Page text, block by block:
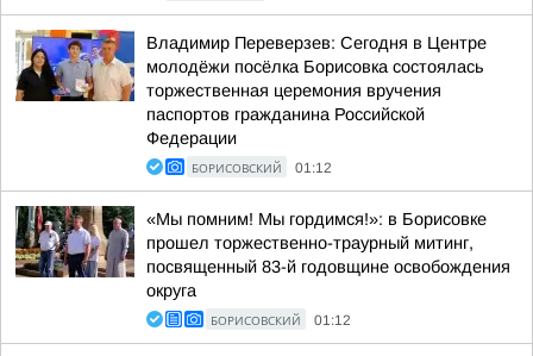
Владимир Переверзев: Сегодня в Центре
молодёжи посёлка Борисовка состоялась
торжественная церемония вручения
паспортов гражданина Российской
Федерации
БОРИСОВСКИЙ 01:12
«Мы помним! Мы гордимся!»: в Борисовке
прошел торжественно-траурный митинг,
посвященный 83-й годовщине освобождения
округа
БОРИСОВСКИЙ 01:12